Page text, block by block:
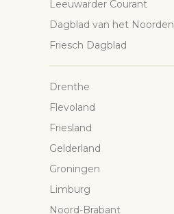
Leeuwarder Courant
Dagblad van het Noorden
Friesch Dagblad
Drenthe
Flevoland
Friesland
Gelderland
Groningen
Limburg
Noord-Brabant